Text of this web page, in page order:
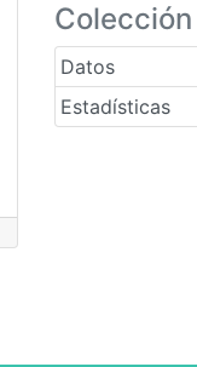
Colección
Datos
Estadísticas